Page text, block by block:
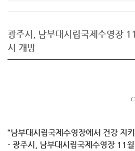
광주시, 남부대시립국제수영장
시 개방
“남부대시립국제수영장에서 건강 지
- 광주시, 남부대시립국제수영장 11